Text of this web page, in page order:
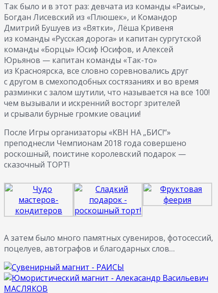
Так было и в этот раз: девчата из команды «Раисы»,
Богдан Лисевский из «Плюшек», и Командор
Дмитрий Бушуев из «Вятки», Лёша Кривеня
из команды «Русская дорога» и капитан сургутской
команды «Борцы» Юсиф Юсифов, и Алексей
Юрьянов — капитан команды «Так-то»
из Красноярска, все словно соревновались друг
с другом в смехоподобных состязаниях и во время
разминки с залом шутили, что называется на все 100!
чем вызывали и искренний восторг зрителей
и срывали бурные громкие овации!
После Игры организаторы «КВН НА „БИС!“»
преподнесли Чемпионам 2018 года совершено
роскошный, поистине королевский подарок —
сказочный ТОРТ!
А затем было много памятных сувениров, фотосессий,
поцелуев, автографов и благодарных слов…